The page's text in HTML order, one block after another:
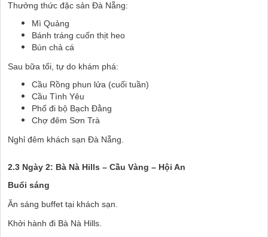
Thưởng thức đặc sản Đà Nẵng:
Mì Quảng
Bánh tráng cuốn thịt heo
Bún chả cá
Sau bữa tối, tự do khám phá:
Cầu Rồng phun lửa (cuối tuần)
Cầu Tình Yêu
Phố đi bộ Bạch Đằng
Chợ đêm Sơn Trà
Nghỉ đêm khách sạn Đà Nẵng.
2.3 Ngày 2: Bà Nà Hills – Cầu Vàng – Hội An
Buổi sáng
Ăn sáng buffet tại khách sạn.
Khởi hành đi Bà Nà Hills.